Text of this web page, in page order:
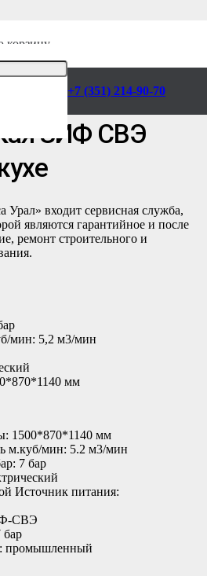
корзину.
+7 (351) 214-90-70
/ЗИФ/
ЗИФ СВЭ
Урал» входит сервисная служба,
являются гарантийное и после
ремонт строительного и
мин: 5,2 м3/мин
мм
1500*870*1140 мм
м.куб/мин: 5.2 м3/мин
7 бар
Источник питания:
СВЭ
бар
промышленный